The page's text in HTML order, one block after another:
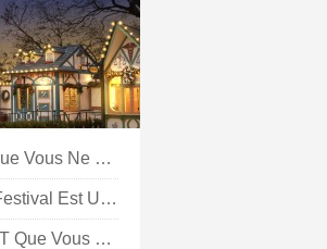
Vacances Montre Que Vous Ne Pouvez Pas Manquer Cette Saison
Le Riverfront Jazz Festival Est Un Événement À Ne Pas Manquer
3 Événements LGBT Que Vous Ne Pouvez Pas Manquer Cette Saison Des Fêtes À Dallas